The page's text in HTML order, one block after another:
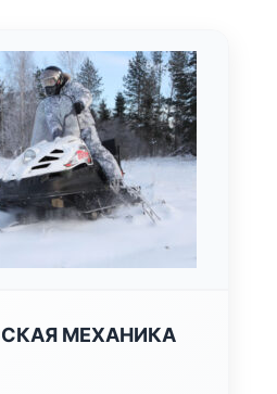
МЕХАНИКА